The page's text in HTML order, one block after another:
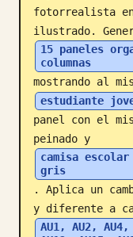
Actualizaciones
fotorrealista
ilustrado.
15 paneles
columnas
mostrando al
estudiante
panel con el
peinado y
camisa
gris
. Aplica un
y diferente a
AU1, AU2,